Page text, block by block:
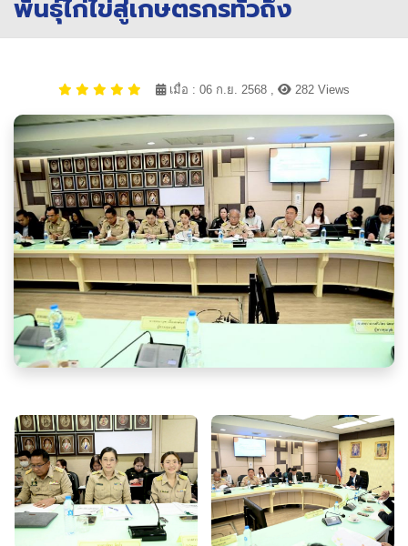
พันธุ์ไก่ไข่สู่เกษตรกรทั่วถึง
เมื่อ : 06 ก.ย. 2568 , 282 Views